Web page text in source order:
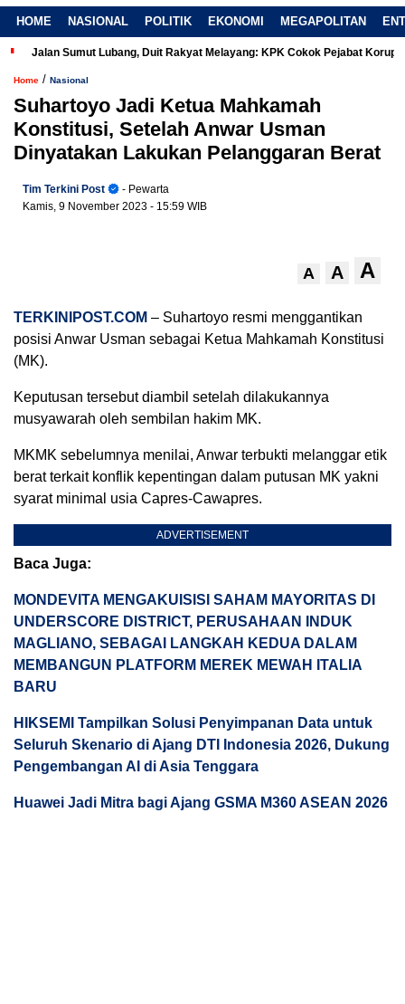
HOME NASIONAL POLITIK EKONOMI MEGAPOLITAN
Jalan Sumut Lubang, Duit Rakyat Melayang: KPK Cokok Pejabat Korup
Home / Nasional
Suhartoyo Jadi Ketua Mahkamah
Konstitusi, Setelah Anwar Usman
Dinyatakan Lakukan Pelanggaran Berat
Tim Terkini Post
- Pewarta
Kamis, 9 November 2023 - 15:59 WIB
A A A
TERKINIPOST.COM – Suhartoyo resmi menggantikan
posisi Anwar Usman sebagai Ketua Mahkamah Konstitusi
(MK).
Keputusan tersebut diambil setelah dilakukannya
musyawarah oleh sembilan hakim MK.
MKMK sebelumnya menilai, Anwar terbukti melanggar etik
berat terkait konflik kepentingan dalam putusan MK yakni
syarat minimal usia Capres-Cawapres.
ADVERTISEMENT
Baca Juga:
MONDEVITA MENGAKUISISI SAHAM MAYORITAS DI
UNDERSCORE DISTRICT, PERUSAHAAN INDUK
MAGLIANO, SEBAGAI LANGKAH KEDUA DALAM
MEMBANGUN PLATFORM MEREK MEWAH ITALIA
BARU
HIKSEMI Tampilkan Solusi Penyimpanan Data untuk
Seluruh Skenario di Ajang DTI Indonesia 2026, Dukung
Pengembangan AI di Asia Tenggara
Huawei Jadi Mitra bagi Ajang GSMA M360 ASEAN 2026